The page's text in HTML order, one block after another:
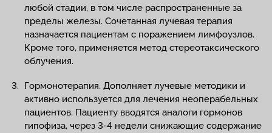
любой стадии, в том числе распространенные за
пределы железы. Сочетанная лучевая терапия
назначается пациентам с поражением лимфоузлов.
Кроме того, применяется метод стереотаксического
облучения.
Гормонотерапия. Дополняет лучевые методики и
активно используется для лечения неоперабельных
пациентов. Пациенту вводятся аналоги гормонов
гипофиза, через 3-4 недели снижающие содержание